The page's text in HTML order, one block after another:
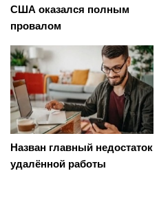
США оказался полным
провалом
Назван главный недостаток
удалённой работы